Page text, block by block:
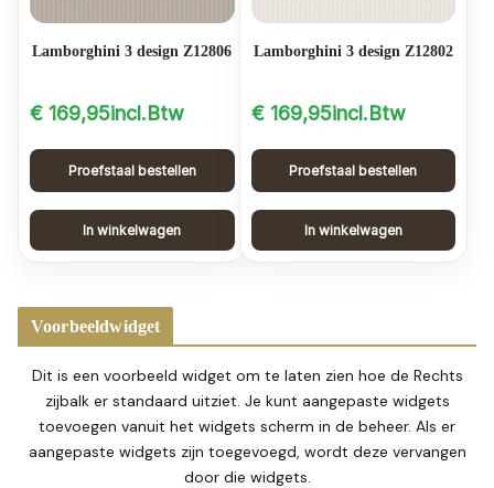
Lamborghini 3 design Z12806
€ 169,95incl.Btw
Proefstaal bestellen
In winkelwagen
Lamborghini 3 design Z12802
€169,95incl.Btw
Proefstaal bestellen
In winkelwagen
Voorbeeldwidget
Dit is een voorbeeld widget om te laten zien hoe de Rechts
zijbalk er standaard uitziet. Je kunt aangepaste widgets
toevoegen vanuit het widgets scherm in de beheer. Als er
aangepaste widgets zijn toegevoegd, wordt deze vervangen
door die widgets.